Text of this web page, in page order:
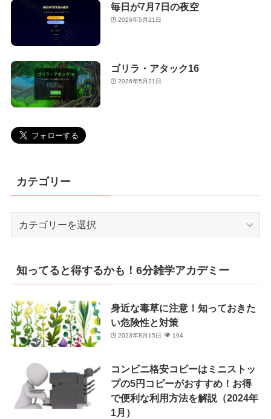
毎日が7月7日の夜空
2026年5月21日
ゴリラ・アタック16
2026年5月21日
カテゴリー
リ
ー
知ってると得するかも！6分雑学アカデミー
身近な毒草に注意！知っておきた
い危険性と対策
2023年8月15日 194
コンビニ格安コピーはミニストッ
プの5円コピーがおすすめ！お得
で便利な利用方法を解説（2024年
1月）